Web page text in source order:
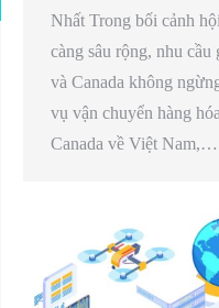
Nhất Trong bối cảnh
càng sâu rộng, nhu
và Canada không
vụ vận chuyển hàng
Canada về Việt Nam,…